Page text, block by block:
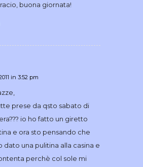
buona giornata!
in 3:52 pm
prese da qsto sabato di
io ho fatto un giretto
e ora sto pensando che
dato una pulitina alla casina e
perchè col sole mi